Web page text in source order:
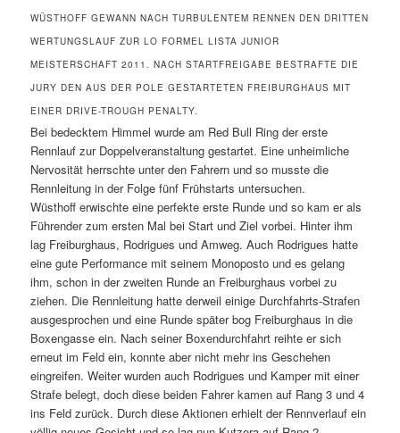
WÜSTHOFF GEWANN NACH TURBULENTEM RENNEN DEN DRITTEN
WERTUNGSLAUF ZUR LO FORMEL LISTA JUNIOR
MEISTERSCHAFT 2011. NACH STARTFREIGABE BESTRAFTE DIE
JURY DEN AUS DER POLE GESTARTETEN FREIBURGHAUS MIT
EINER DRIVE-TROUGH PENALTY.
Bei bedecktem Himmel wurde am Red Bull Ring der erste
Rennlauf zur Doppelveranstaltung gestartet. Eine unheimliche
Nervosität herrschte unter den Fahrern und so musste die
Rennleitung in der Folge fünf Frühstarts untersuchen.
Wüsthoff erwischte eine perfekte erste Runde und so kam er als
Führender zum ersten Mal bei Start und Ziel vorbei. Hinter ihm
lag Freiburghaus, Rodrigues und Amweg. Auch Rodrigues hatte
eine gute Performance mit seinem Monoposto und es gelang
ihm, schon in der zweiten Runde an Freiburghaus vorbei zu
ziehen. Die Rennleitung hatte derweil einige Durchfahrts-Strafen
ausgesprochen und eine Runde später bog Freiburghaus in die
Boxengasse ein. Nach seiner Boxendurchfahrt reihte er sich
erneut im Feld ein, konnte aber nicht mehr ins Geschehen
eingreifen. Weiter wurden auch Rodrigues und Kamper mit einer
Strafe belegt, doch diese beiden Fahrer kamen auf Rang 3 und 4
ins Feld zurück. Durch diese Aktionen erhielt der Rennverlauf ein